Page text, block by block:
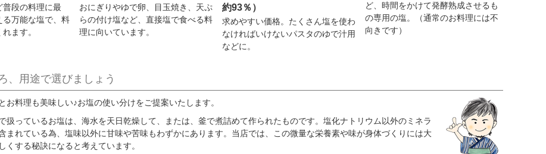
普段の料理に最
る万能な塩で、料
ます。
おにぎりやゆで卵、目玉焼き、天ぷ
らの付け塩など、直接塩で食べる料
理に向いています。
約93％）
求めやすい価格。たくさん塩を使わ
なければいけないパスタのゆで汁用
などに。
ど、時間をかけて発酵熟成させるも
の専用の塩。（通常のお料理には不
向きです）
、用途で選びましょう
お料理も美味しい♪お塩の使い分けをご提案いたします。
扱っているお塩は、海水を天日乾燥して、または、釜で煮詰めて作られたものです。塩化ナトリウム以外のミネラ
まれている為、塩味以外に甘味や苦味もわずかにあります。当店では、この微量な栄養素や味が身体づくりには大
くする秘訣になると考えています。